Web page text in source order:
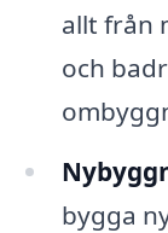
allt från
och
bygga